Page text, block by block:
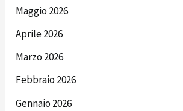
Maggio 2026
Aprile 2026
Marzo 2026
Febbraio 2026
Gennaio 2026